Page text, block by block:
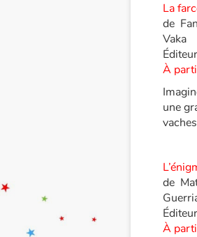
La
de
Vaka
À
une
de
À